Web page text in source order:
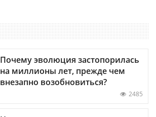
Почему эволюция застопорилась
на миллионы лет, прежде чем
внезапно возобновиться?
2485